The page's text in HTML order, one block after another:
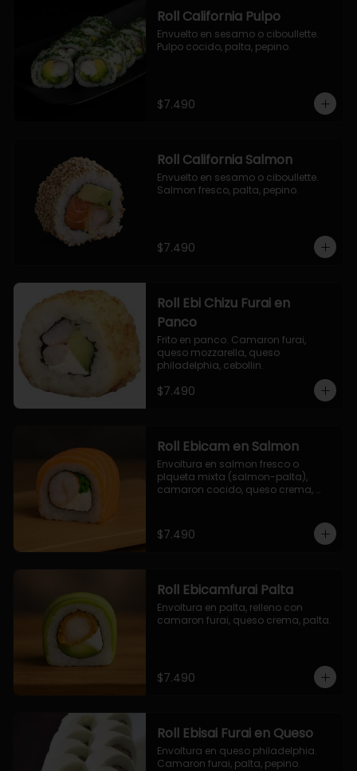
Roll California Pulpo
Envuelto en sesamo o ciboullette.
Pulpo cocido, palta, pepino.
$7.490
Roll California Salmon
Envuelto en sesamo o ciboullette.
Salmon fresco, palta, pepino.
$7.490
Roll Ebi Chizu Furai en
Panco
Frito en panco. Camaron furai,
queso mozzarella, queso
philadelphia, cebollin.
$7.490
Roll Ebicam en Salmon
Envoltura en salmon fresco o
plqueta mixta (salmon-palta),
camaron cocido, queso crema,
$7.490
Roll Ebicamfurai Palta
Envoltura en palta, relleno con
camaron furai, queso crema, palta.
$7.490
Roll Ebisai Furai en Queso
Envoltura en queso philadelphia.
Camaron furai, palta, pepino.